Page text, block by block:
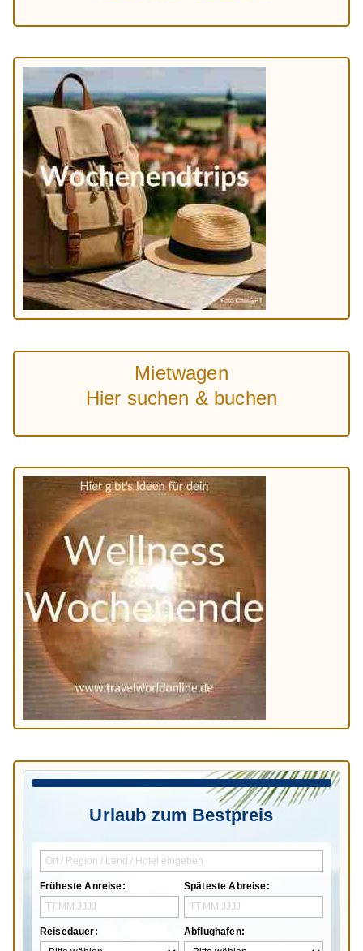
Mietwagen
Hier suchen & buchen
Urlaub zum Bestpreis
Früheste Anreise:
Reisedauer:
Späteste Abreise:
Abflughafen: